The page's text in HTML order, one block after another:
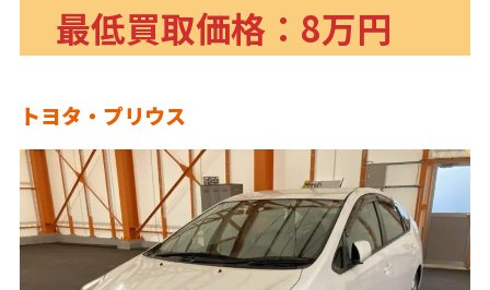
最低買取価格：8万円
トヨタ・プリウス